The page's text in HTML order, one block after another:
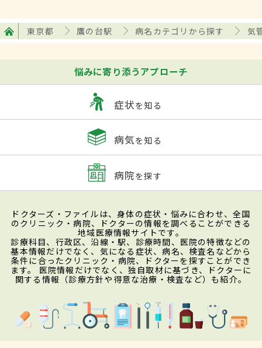
東京都 鷹の台駅 病名カテゴリから探す 気
悩みに寄り添うアプローチ
症状を知る
病気を知る
病院を探す
ドクターズ・ファイルは、身体の症状・悩みに合わせ、全国
のクリニック・病院、ドクターの情報を調べることができる
地域医療情報サイトです。
診療科目、行政区、沿線・駅、診療時間、医院の特徴などの
基本情報だけでなく、気になる症状、病名、検査名などから
条件に合ったクリニック・病院、ドクターを探すことができ
ます。 医院情報だけでなく、独自取材に基づき、ドクターに
関する情報（診療方針や得意な治療・検査など）も紹介。